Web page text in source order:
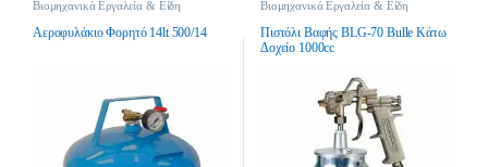
Βιομηχανικά Εργαλεία & Είδη
Εξαρτήματα
Αεροφυλάκιο Φορητό 14lt 500/14
Βιομηχανικά Εργαλεία & Είδη
Εξαρτήματα
Πιστόλι Βαφής BLG-70 Bulle Κάτω
Δοχείο 1000cc